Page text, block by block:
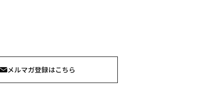
メルマガ登録はこちら